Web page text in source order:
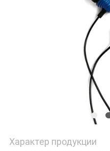
Характер продукции